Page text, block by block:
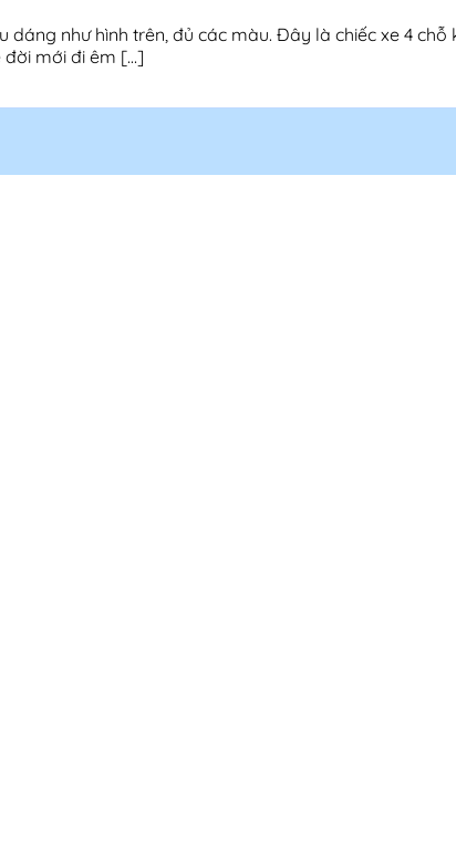
như hình trên, đủ các màu. Đây là chiếc xe 4
đời mới đi êm […]